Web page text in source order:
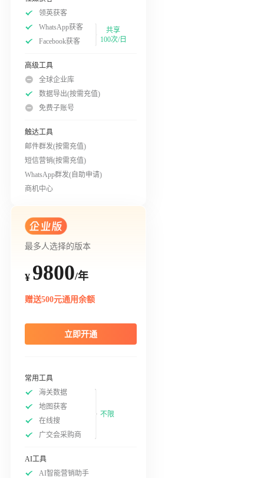
领英获客
WhatsApp获客
Facebook获客
共享
100次/日
高级工具
全球企业库
数据导出(按需充值)
免费子账号
触达工具
邮件群发(按需充值)
短信营销(按需充值)
WhatsApp群发(自助申请)
商机中心
最多人选择的版本
¥ 9800/年
赠送500元通用余额
立即开通
常用工具
海关数据
地图获客
在线搜
广交会采购商
不限
AI工具
AI智能营销助手